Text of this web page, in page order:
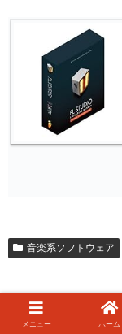
音楽系ソフトウェア
メニュー ホーム